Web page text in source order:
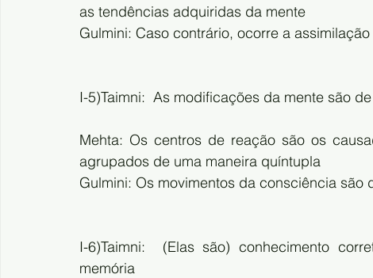
as tendências adquiridas da mente
Gulmini: Caso contrário, ocorre a
I-5)Taimni:  As modificações da mente são
Mehta: Os centros de reação são os
agrupados de uma maneira quíntupla
Gulmini: Os movimentos da consciência são
I-6)Taimni:  (Elas são) conhecimento
memória